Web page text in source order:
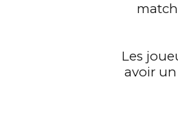
Les
avoir